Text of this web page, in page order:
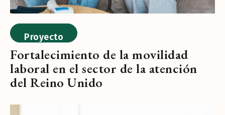
Proyecto
Fortalecimiento de la movilidad
laboral en el sector de la atención
del Reino Unido